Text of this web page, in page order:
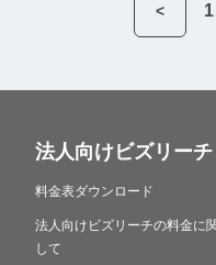
< 1
法人向けビズリーチ
料金表ダウンロード
法人向けビズリーチの料金に
して